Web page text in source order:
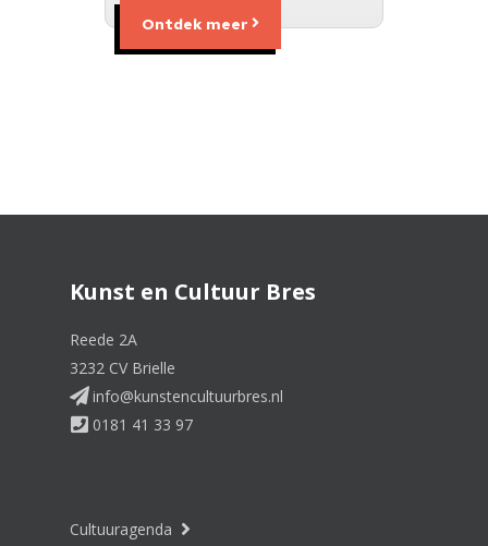
Ontdek meer
Kunst en Cultuur Bres
Reede 2A
3232 CV Brielle
info@kunstencultuurbres.nl
0181 41 33 97
Cultuuragenda